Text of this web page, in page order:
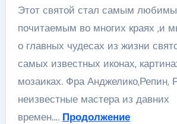
Этот святой стал самым
почитаемым во многих краях ,и
о главных чудесах из жизни
самых известных иконах,
мозаиках. Фра Анджелико,Репин,
неизвестные мастера из давних
времен…. Продолжение